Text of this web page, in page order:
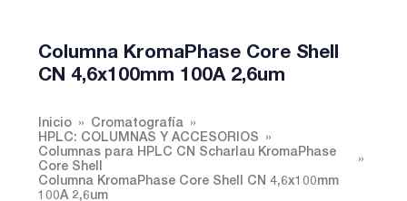
Columna KromaPhase Core Shell
CN 4,6x100mm 100A 2,6um
Inicio
Cromatografía
HPLC: COLUMNAS Y ACCESORIOS
Columnas para HPLC CN Scharlau KromaPhase
Core Shell
Columna KromaPhase Core Shell CN 4,6x100mm
100A 2,6um